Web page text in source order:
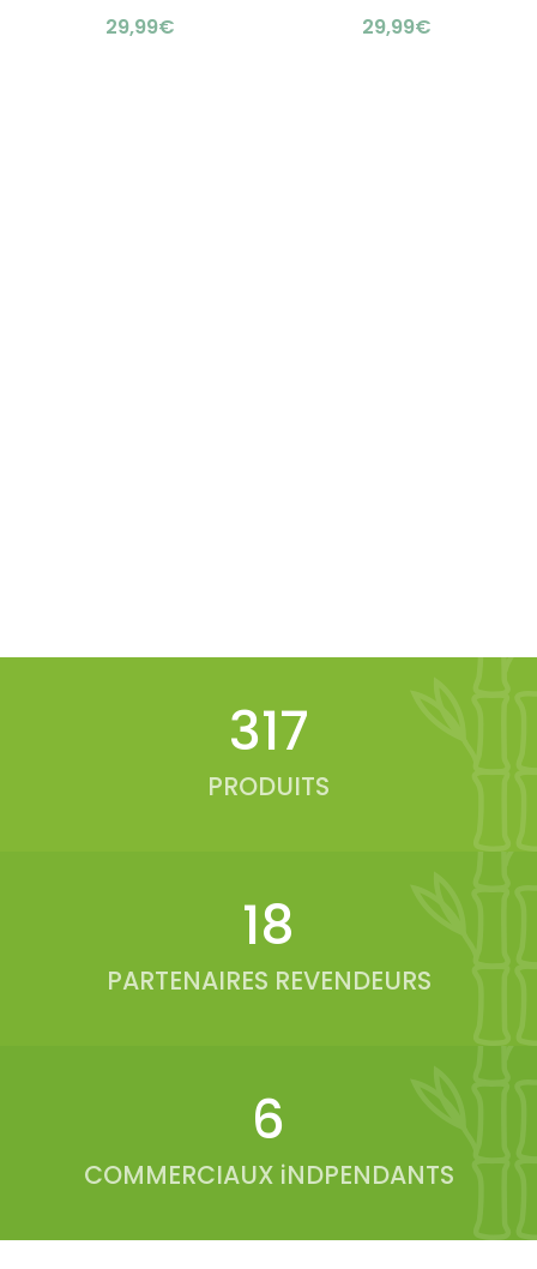
€
€
347
PRODUITS
20
PARTENAIRES REVENDEURS
6
COMMERCIAUX iNDPENDANTS